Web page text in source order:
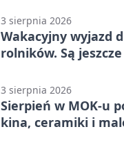
3 sierpnia 2026
Wakacyjny wyjazd
rolników. Są
3 sierpnia 2026
Sierpień w MOK-u
kina, ceramiki i